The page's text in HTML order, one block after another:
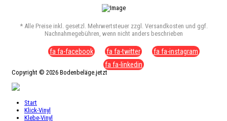
* Alle Preise inkl. gesetzl. Mehrwertsteuer zzgl. Versandkosten und ggf.
Nachnahmegebühren, wenn nicht anders beschrieben
fa fa-facebook fa fa-twitter
fa fa-instagram
fa fa-linkedin
Copyright © 2026 Bodenbeläge.jetzt
Start
Klick-Vinyl
Klebe-Vinyl